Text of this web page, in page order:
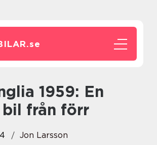
se
från förr
Jon Larsson